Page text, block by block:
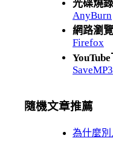
光碟燒錄
AnyBurn
網路瀏覽
Firefox
SaveMP3
隨機文章推薦
為什麼別